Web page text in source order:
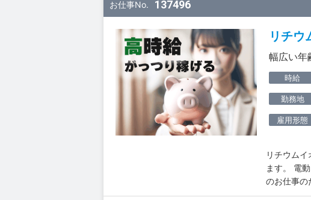
お仕事No. 137496
リチウ
幅広い年
時給
勤務地
雇用形態
リチウム
ます。 電
のお仕事の